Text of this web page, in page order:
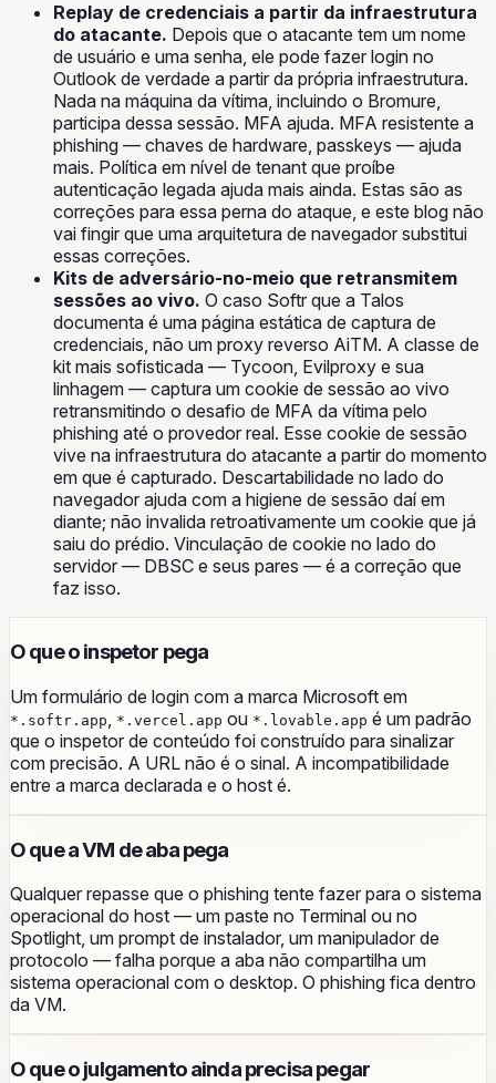
Replay de credenciais a partir da infraestrutura
do atacante. Depois que o atacante tem um nome
de usuário e uma senha, ele pode fazer login no
Outlook de verdade a partir da própria infraestrutura.
Nada na máquina da vítima, incluindo o Bromure,
participa dessa sessão. MFA ajuda. MFA resistente a
phishing — chaves de hardware, passkeys — ajuda
mais. Política em nível de tenant que proíbe
autenticação legada ajuda mais ainda. Estas são as
correções para essa perna do ataque, e este blog não
vai fingir que uma arquitetura de navegador substitui
essas correções.
Kits de adversário-no-meio que retransmitem
sessões ao vivo. O caso Softr que a Talos
documenta é uma página estática de captura de
credenciais, não um proxy reverso AiTM. A classe de
kit mais sofisticada — Tycoon, Evilproxy e sua
linhagem — captura um cookie de sessão ao vivo
retransmitindo o desafio de MFA da vítima pelo
phishing até o provedor real. Esse cookie de sessão
vive na infraestrutura do atacante a partir do momento
em que é capturado. Descartabilidade no lado do
navegador ajuda com a higiene de sessão daí em
diante; não invalida retroativamente um cookie que já
saiu do prédio. Vinculação de cookie no lado do
servidor — DBSC e seus pares — é a correção que
faz isso.
O que o inspetor pega
Um formulário de login com a marca Microsoft em
*.softr.app *.vercel.app ou *.lovable.app é um padrão
que o inspetor de conteúdo foi construído para sinalizar
com precisão. A URL não é o sinal. A incompatibilidade
entre a marca declarada e o host é.
O que a VM de aba pega
Qualquer repasse que o phishing tente fazer para o sistema
operacional do host — um paste no Terminal ou no
Spotlight, um prompt de instalador, um manipulador de
protocolo — falha porque a aba não compartilha um
sistema operacional com o desktop. O phishing fica dentro
da VM.
O que o julgamento ainda precisa pegar